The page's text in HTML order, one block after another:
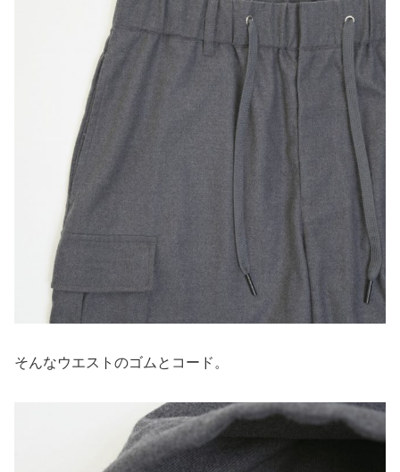
そんなウエストのゴムとコード。